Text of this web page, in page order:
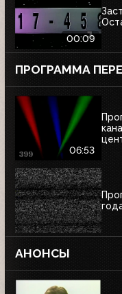
00:09
ПРОГРАММА
06:53
АНОНСЫ